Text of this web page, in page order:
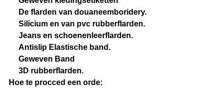
De flarden van douaneemboridery.
Silicium en van pvc rubberflarden.
Jeans en schoenenleerflarden.
Antislip Elastische band.
Geweven Band
3D rubberflarden.
Hoe te procced een orde: